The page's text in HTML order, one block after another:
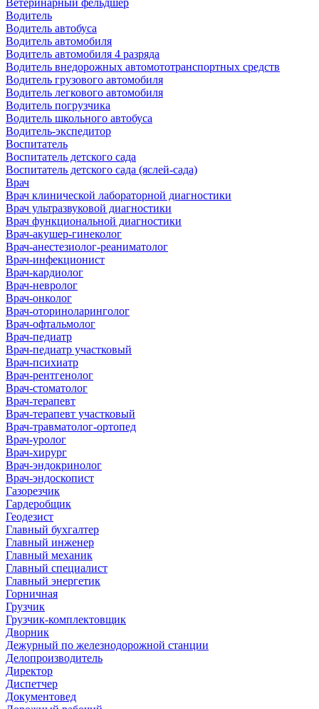
Водитель
Водитель автобуса
Водитель автомобиля
Водитель автомобиля 4 разряда
Водитель внедорожных автомототранспортных средств
Водитель грузового автомобиля
Водитель легкового автомобиля
Водитель погрузчика
Водитель школьного автобуса
Водитель-экспедитор
Воспитатель
Воспитатель детского сада
Воспитатель детского сада (яслей-сада)
Врач
Врач клинической лабораторной диагностики
Врач ультразвуковой диагностики
Врач функциональной диагностики
Врач-акушер-гинеколог
Врач-анестезиолог-реаниматолог
Врач-инфекционист
Врач-кардиолог
Врач-невролог
Врач-онколог
Врач-оториноларинголог
Врач-офтальмолог
Врач-педиатр
Врач-педиатр участковый
Врач-психиатр
Врач-рентгенолог
Врач-стоматолог
Врач-терапевт
Врач-терапевт участковый
Врач-травматолог-ортопед
Врач-уролог
Врач-хирург
Врач-эндокринолог
Врач-эндоскопист
Газорезчик
Гардеробщик
Геодезист
Главный бухгалтер
Главный инженер
Главный механик
Главный специалист
Главный энергетик
Горничная
Грузчик
Грузчик-комплектовщик
Дворник
Дежурный по железнодорожной станции
Делопроизводитель
Директор
Диспетчер
Документовед